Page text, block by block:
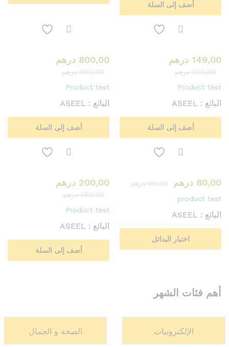
أضف إلى السلة
149,00 درهم
200,00 درهم
Product test
البائع : ASEEL
أضف إلى السلة
800,00 درهم
900,00 درهم
Product test
البائع : ASEEL
أضف إلى السلة
80,00 درهم 90,00 درهم
product test
البائع : ASEEL
اختيار البدائل
200,00 درهم
350,00 درهم
Product test
البائع : ASEEL
أضف إلى السلة
أهم فئات الشهر
الإلكترونيات الصحة و الجمال